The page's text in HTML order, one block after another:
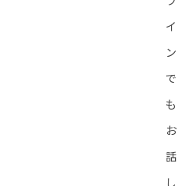
イ
ン
で
も
お
話
し